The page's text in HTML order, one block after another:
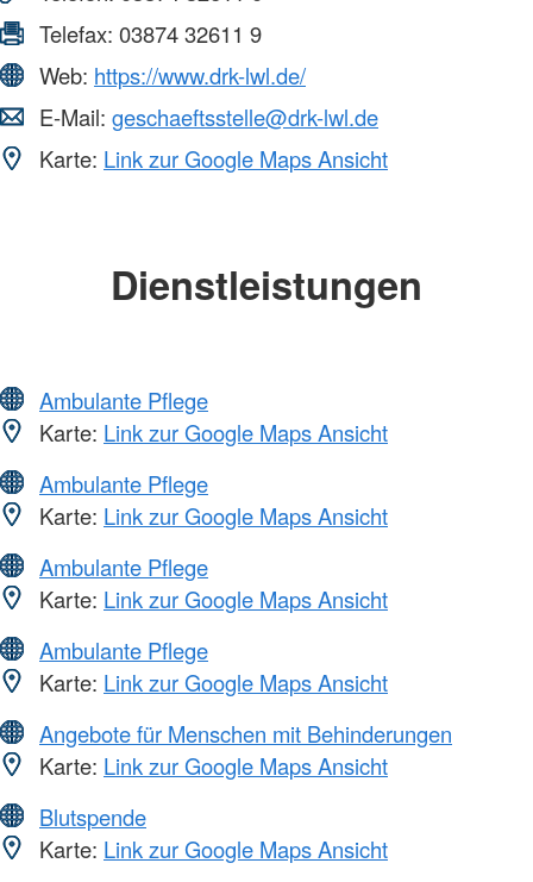
Telefax: 03874 32611 9
Web: https://www.drk-lwl.de/
E-Mail: geschaeftsstelle@drk-lwl.de
Karte: Link zur Google Maps Ansicht
Dienstleistungen
Ambulante Pflege
Karte: Link zur Google Maps Ansicht
Ambulante Pflege
Karte: Link zur Google Maps Ansicht
Ambulante Pflege
Karte: Link zur Google Maps Ansicht
Ambulante Pflege
Karte: Link zur Google Maps Ansicht
Angebote für Menschen mit Behinderungen
Karte: Link zur Google Maps Ansicht
Blutspende
Karte: Link zur Google Maps Ansicht